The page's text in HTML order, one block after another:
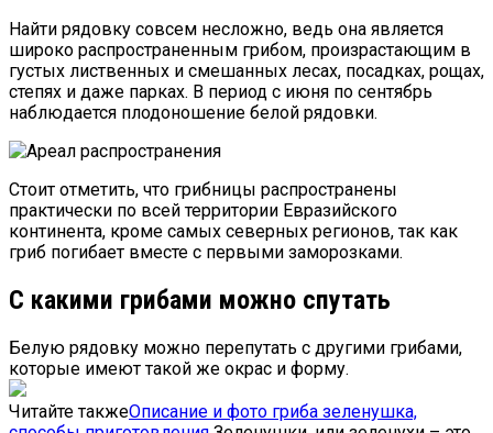
Найти рядовку совсем несложно, ведь она является
широко распространенным грибом, произрастающим в
густых лиственных и смешанных лесах, посадках, рощах,
степях и даже парках. В период с июня по сентябрь
наблюдается плодоношение белой рядовки.
Стоит отметить, что грибницы распространены
практически по всей территории Евразийского
континента, кроме самых северных регионов, так как
гриб погибает вместе с первыми заморозками.
С какими грибами можно спутать
Белую рядовку можно перепутать с другими грибами,
которые имеют такой же окрас и форму.
Читайте такжеОписание и фото гриба зеленушка,